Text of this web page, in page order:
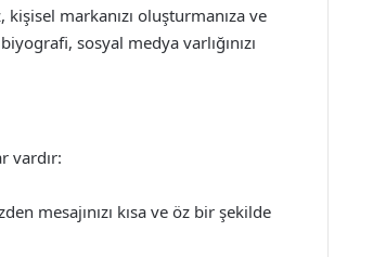
markanızı oluşturmanıza ve
sosyal medya varlığınızı
vardır:
mesajınızı kısa ve öz bir şekilde